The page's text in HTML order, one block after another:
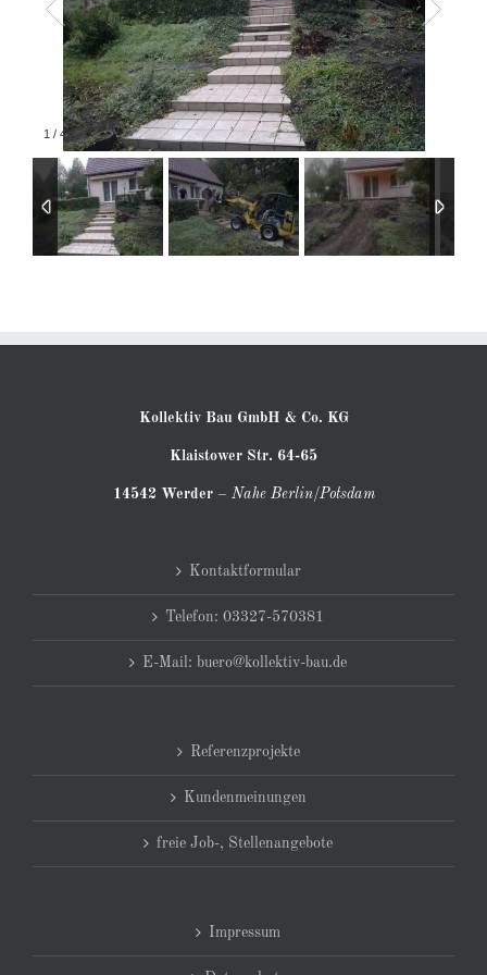
1 / 46
Kollektiv Bau GmbH & Co. KG
Klaistower Str. 64-65
14542 Werder– Nahe Berlin/Potsdam
Kontaktformular
Telefon: 03327-570381
E-Mail: buero@kollektiv-bau.de
Referenzprojekte
Kundenmeinungen
freie Job-, Stellenangebote
Impressum